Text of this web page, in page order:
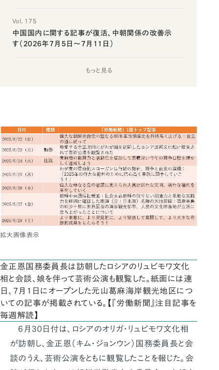
Vol. 175
中国国内に関する記事が復活、中朝関係の改善示
す（2026年7月5日～7月11日）
もっと見る
拡大画像表示
金正恩国務委員長は訪朝したロシアのリュビモワ文化
相と会談、娘を伴って芸術公演も観覧した。紙面には連
日、7月1日にオープンした元山葛麻海岸観光地区につ
いての記事が掲載されている。【『労働新聞』注目記事を
毎週解読】
6月30日付は、ロシアのオリガ・リュビモワ文化相
が訪朝し、金正恩（キム・ジョンウン）国務委員長と会
談のうえ、芸術公演をともに観覧したことを報じた。会